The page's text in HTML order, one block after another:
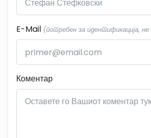
E-Mail (потребен за идентификација, не
Коментар